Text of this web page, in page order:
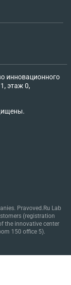
инновационного
этаж 0,
Pravoved.Ru Lab
(registration
the innovative center
150 office 5).